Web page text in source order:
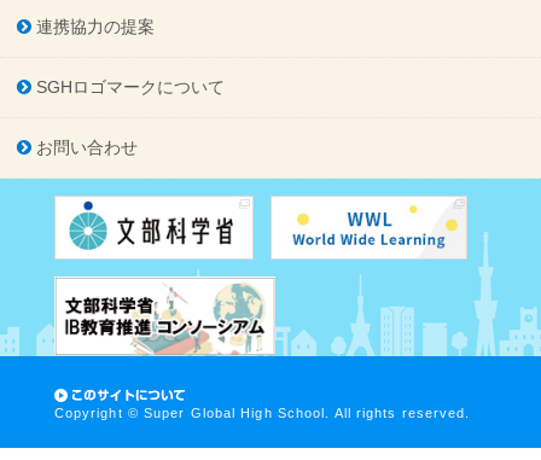
連携協力の提案
SGHロゴマークについて
お問い合わせ
Copyright © Super Global High School. All rights reserved.